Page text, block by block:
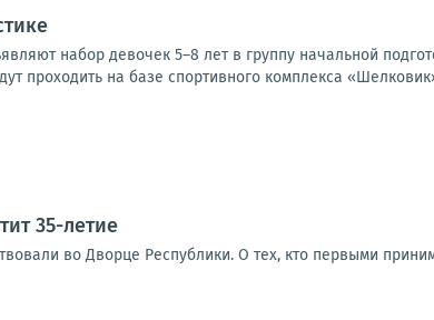
набор девочек 5–8 лет в группу начальной
проходить на базе спортивного комплекса
35-летие
во Дворце Республики. О тех, кто первыми